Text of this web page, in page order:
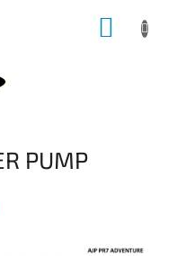
PUMP